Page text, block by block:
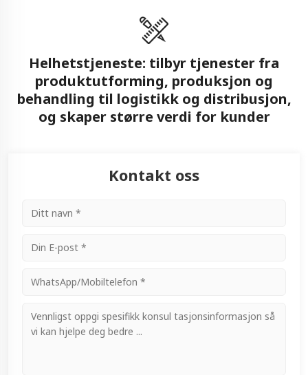
Helhetstjeneste: tilbyr tjenester fra
produktutforming, produksjon og
behandling til logistikk og distribusjon,
og skaper større verdi for kunder
Kontakt oss